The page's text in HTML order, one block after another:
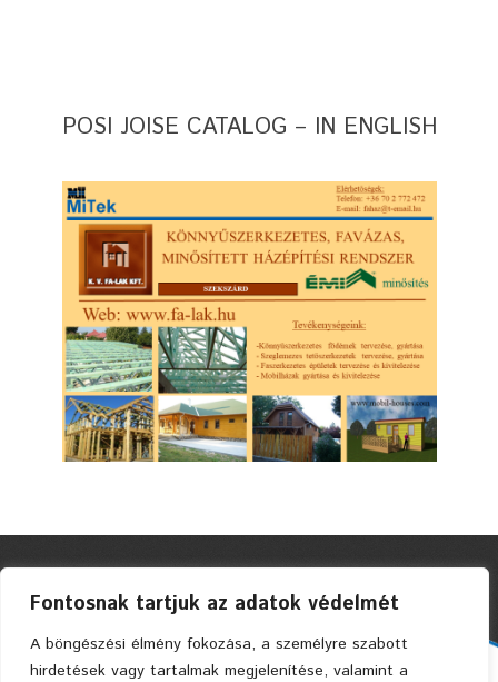
Fontosnak tartjuk az adatok védelmét
A böngészési élmény fokozása, a személyre szabott
hirdetések vagy tartalmak megjelenítése, valamint a
POSI JOISE CATALOG – IN ENGLISH
Faszerkezetes Ház Kft. © 2004 Privacy Policy